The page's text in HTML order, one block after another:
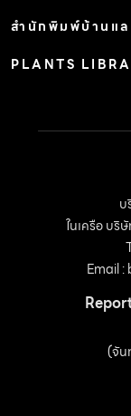
สำนักพิมพ์บ้านแล
PLANTS
บ
ในเครือ บริ
Email :
(จัน